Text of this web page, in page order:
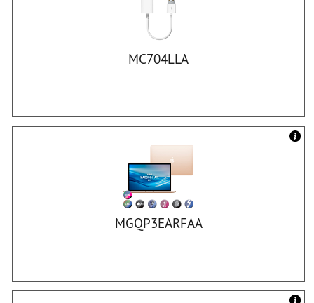
MC704LLA
MGQP3EARFAA